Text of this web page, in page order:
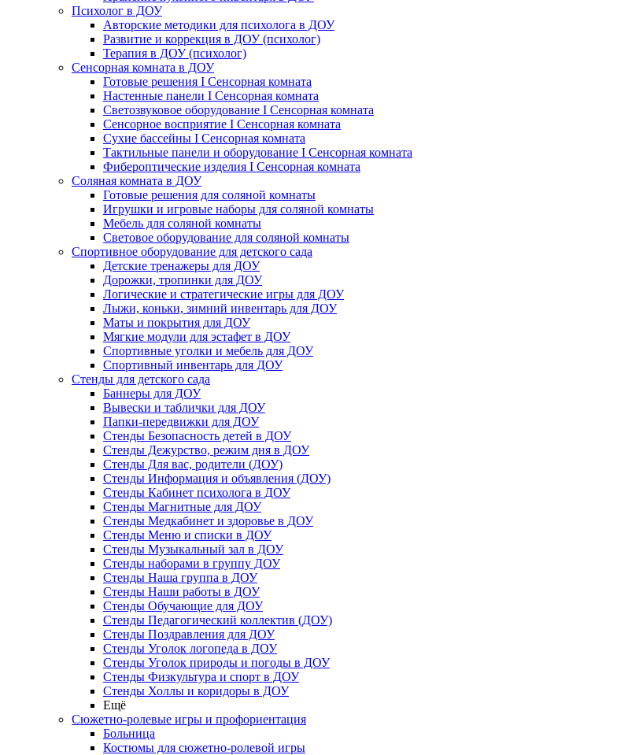
Психолог в ДОУ
Авторские методики для психолога в ДОУ
Развитие и коррекция в ДОУ (психолог)
Терапия в ДОУ (психолог)
Сенсорная комната в ДОУ
Готовые решения I Сенсорная комната
Настенные панели I Сенсорная комната
Светозвуковое оборудование I Сенсорная комната
Сенсорное восприятие I Сенсорная комната
Сухие бассейны I Сенсорная комната
Тактильные панели и оборудование I Сенсорная комната
Фибероптические изделия I Сенсорная комната
Соляная комната в ДОУ
Готовые решения для соляной комнаты
Игрушки и игровые наборы для соляной комнаты
Мебель для соляной комнаты
Световое оборудование для соляной комнаты
Спортивное оборудование для детского сада
Детские тренажеры для ДОУ
Дорожки, тропинки для ДОУ
Логические и стратегические игры для ДОУ
Лыжи, коньки, зимний инвентарь для ДОУ
Маты и покрытия для ДОУ
Мягкие модули для эстафет в ДОУ
Спортивные уголки и мебель для ДОУ
Спортивный инвентарь для ДОУ
Стенды для детского сада
Баннеры для ДОУ
Вывески и таблички для ДОУ
Папки-передвижки для ДОУ
Стенды Безопасность детей в ДОУ
Стенды Дежурство, режим дня в ДОУ
Стенды Для вас, родители (ДОУ)
Стенды Информация и объявления (ДОУ)
Стенды Кабинет психолога в ДОУ
Стенды Магнитные для ДОУ
Стенды Медкабинет и здоровье в ДОУ
Стенды Меню и списки в ДОУ
Стенды Музыкальный зал в ДОУ
Стенды наборами в группу ДОУ
Стенды Наша группа в ДОУ
Стенды Наши работы в ДОУ
Стенды Обучающие для ДОУ
Стенды Педагогический коллектив (ДОУ)
Стенды Поздравления для ДОУ
Стенды Уголок логопеда в ДОУ
Стенды Уголок природы и погоды в ДОУ
Стенды Физкультура и спорт в ДОУ
Стенды Холлы и коридоры в ДОУ
Ещё
Сюжетно-ролевые игры и профориентация
Больница
Костюмы для сюжетно-ролевой игры